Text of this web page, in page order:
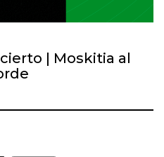
| Moskitia al